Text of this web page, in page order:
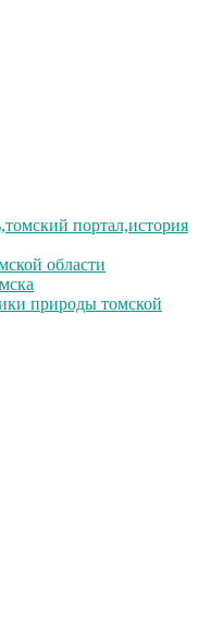
портал,история
области
природы томской